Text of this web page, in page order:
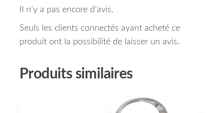
Il n’y a pas encore d’avis.
Seuls les clients connectés ayant acheté ce
produit ont la possibilité de laisser un avis.
Produits similaires